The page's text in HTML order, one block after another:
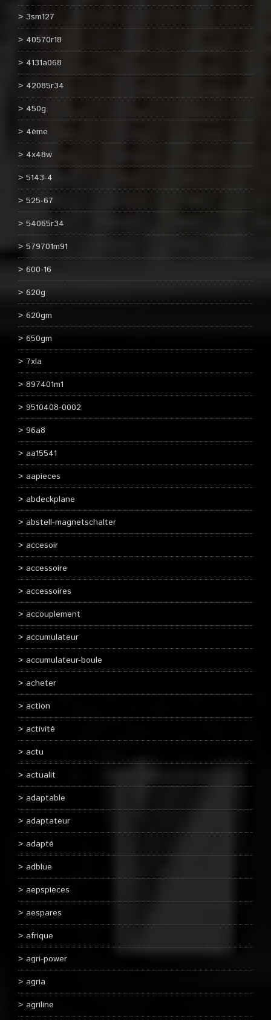
3sm127
40570r18
4131a068
42085r34
450g
4ème
4x48w
5143-4
525-67
54065r34
579701m91
600-16
620g
620gm
650gm
7xla
897401m1
9510408-0002
96a8
aa15541
aapieces
abdeckplane
abstell-magnetschalter
accesoir
accessoire
accessoires
accouplement
accumulateur
accumulateur-boule
acheter
action
activité
actu
actualit
adaptable
adaptateur
adapté
adblue
aepspieces
aespares
afrique
agri-power
agria
agriline